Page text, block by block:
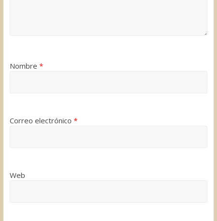
Nombre *
Correo electrónico *
Web